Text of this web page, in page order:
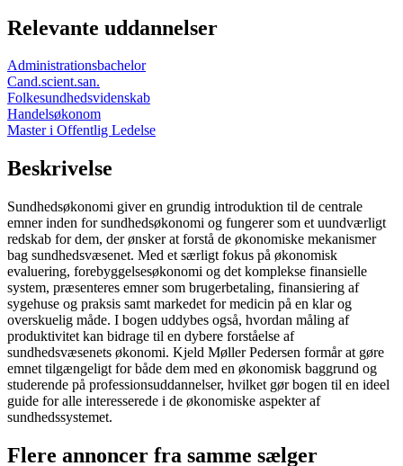
Relevante uddannelser
Administrationsbachelor
Cand.scient.san.
Folkesundhedsvidenskab
Handelsøkonom
Master i Offentlig Ledelse
Beskrivelse
Sundhedsøkonomi giver en grundig introduktion til de centrale
emner inden for sundhedsøkonomi og fungerer som et uundværligt
redskab for dem, der ønsker at forstå de økonomiske mekanismer
bag sundhedsvæsenet. Med et særligt fokus på økonomisk
evaluering, forebyggelsesøkonomi og det komplekse finansielle
system, præsenteres emner som brugerbetaling, finansiering af
sygehuse og praksis samt markedet for medicin på en klar og
overskuelig måde. I bogen uddybes også, hvordan måling af
produktivitet kan bidrage til en dybere forståelse af
sundhedsvæsenets økonomi. Kjeld Møller Pedersen formår at gøre
emnet tilgængeligt for både dem med en økonomisk baggrund og
studerende på professionsuddannelser, hvilket gør bogen til en ideel
guide for alle interesserede i de økonomiske aspekter af
sundhedssystemet.
Flere annoncer fra samme sælger